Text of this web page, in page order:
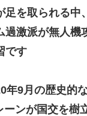
を取られる
激派が無人
です
年9月の歴史的
ーンが国交を樹